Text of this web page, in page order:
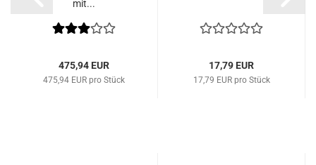
mit...
475,94 EUR
475,94 EUR pro Stück
17,79 EUR
17,79 EUR pro Stück